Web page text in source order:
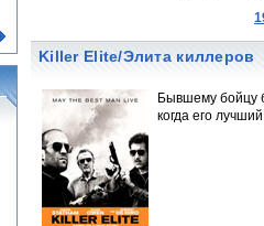
Killer Elite/Элита киллеров
Бывшему бойцу
когда его